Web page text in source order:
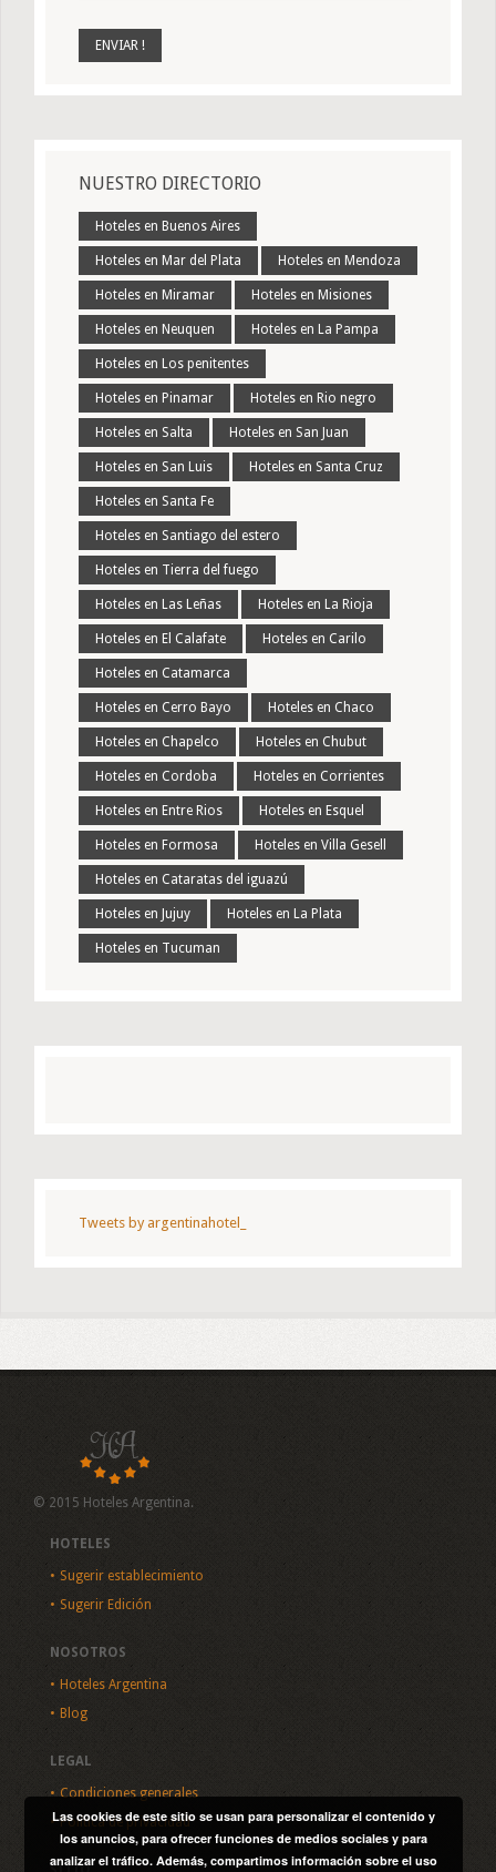
NUESTRO DIRECTORIO
Hoteles en Buenos Aires
Hoteles en Mar del Plata Hoteles en Mendoza
Hoteles en Miramar Hoteles en Misiones
Hoteles en Neuquen Hoteles en La Pampa
Hoteles en Los penitentes
Hoteles en Pinamar Hoteles en Rio negro
Hoteles en Salta Hoteles en San Juan
Hoteles en San Luis Hoteles en Santa Cruz
Hoteles en Santa Fe
Hoteles en Santiago del estero
Hoteles en Tierra del fuego
Hoteles en Las Leñas Hoteles en La Rioja
Hoteles en El Calafate Hoteles en Carilo
Hoteles en Catamarca
Hoteles en Cerro Bayo Hoteles en Chaco
Hoteles en Chapelco Hoteles en Chubut
Hoteles en Cordoba Hoteles en Corrientes
Hoteles en Entre Rios Hoteles en Esquel
Hoteles en Formosa Hoteles en Villa Gesell
Hoteles en Cataratas del iguazú
Hoteles en Jujuy Hoteles en La Plata
Hoteles en Tucuman
Tweets by argentinahotel_
© 2015 Hoteles Argentina.
HOTELES
Sugerir establecimiento
Sugerir Edición
NOSOTROS
Hoteles Argentina
Blog
LEGAL
Condiciones generales
Política de privacidad
Las cookies de este sitio se usan para personalizar el contenido y
los anuncios, para ofrecer funciones de medios sociales y para
analizar el tráfico. Además, compartimos información sobre el uso